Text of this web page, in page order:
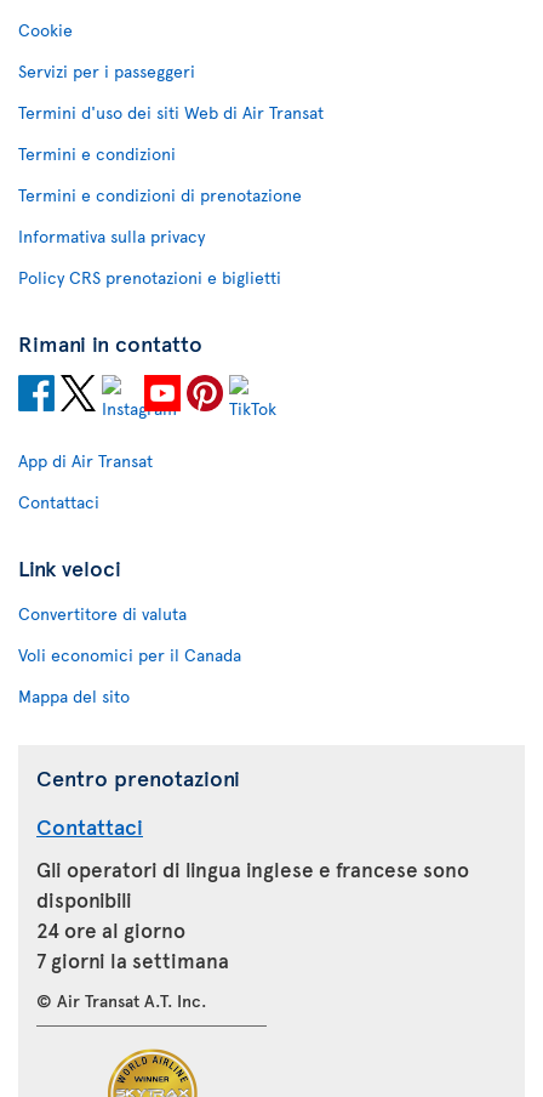
Cookie
Servizi per i passeggeri
Termini d'uso dei siti Web di Air Transat
Termini e condizioni
Termini e condizioni di prenotazione
Informativa sulla privacy
Policy CRS prenotazioni e biglietti
Rimani in contatto
App di Air Transat
Contattaci
Link veloci
Convertitore di valuta
Voli economici per il Canada
Mappa del sito
Centro prenotazioni
Contattaci
Gli operatori di lingua inglese e francese sono
disponibili
24 ore al giorno
7 giorni la settimana
© Air Transat A.T. Inc.